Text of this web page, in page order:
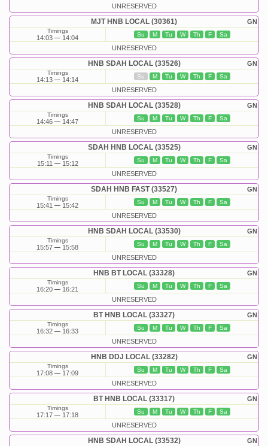
UNRESERVED
GN
MJT HNB LOCAL (30361)
Timings
14:03 14:04 Su M Tu W Th F Sa
UNRESERVED
GN
HNB SDAH LOCAL (33526)
Timings
14:13 14:14 Su M Tu W Th F Sa
UNRESERVED
GN
HNB SDAH LOCAL (33528)
Timings
14:46 14:47 Su M Tu W Th F Sa
UNRESERVED
GN
SDAH HNB LOCAL (33525)
Timings
15:11 15:12 Su M Tu W Th F Sa
UNRESERVED
GN
SDAH HNB FAST (33527)
Timings
15:41 15:42 Su M Tu W Th F Sa
UNRESERVED
GN
HNB SDAH LOCAL (33530)
Timings
15:57 15:58 Su M Tu W Th F Sa
UNRESERVED
GN
HNB BT LOCAL (33328)
Timings
16:20 16:21 Su M Tu W Th F Sa
UNRESERVED
GN
BT HNB LOCAL (33327)
Timings
16:32 16:33 Su M Tu W Th F Sa
UNRESERVED
GN
HNB DDJ LOCAL (33282)
Timings
17:08 17:09 Su M Tu W Th F Sa
UNRESERVED
GN
BT HNB LOCAL (33317)
Timings
17:17 17:18 Su M Tu W Th F Sa
UNRESERVED
GN
HNB SDAH LOCAL (33532)